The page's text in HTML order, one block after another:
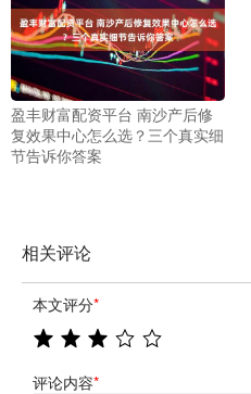
盈丰财富配资平台 南沙产后修
复效果中心怎么选？三个真实细
节告诉你答案
相关评论
本文评分*
评论内容*